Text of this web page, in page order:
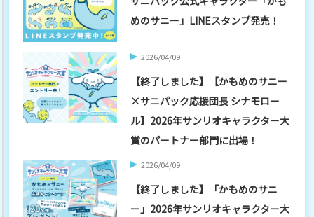
めのサニー」LINEスタンプ発売！
2026/04/09
【終了しました】【かもめのサニー
×サニパック応援団長 シナモロー
ル】2026年サンリオキャラクター大
賞のパートナー部門に出場！
2026/04/09
【終了しました】「かもめのサニ
ー」2026年サンリオキャラクター大